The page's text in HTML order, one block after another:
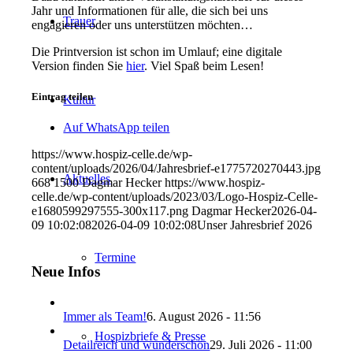
Trauer
Kultur
Aktuelles
Termine
Hospizbriefe & Presse
Jahr und Informationen für alle, die sich bei uns
engagieren oder uns unterstützen möchten…
Die Printversion ist schon im Umlauf; eine digitale
Version finden Siehier. Viel Spaß beim Lesen!
Eintrag teilen
Auf WhatsApp teilen
https://www.hospiz-celle.de/wp-
content/uploads/2026/04/Jahresbrief-e1775720270443.jpg
668 1500 Dagmar Hecker https://www.hospiz-
celle.de/wp-content/uploads/2023/03/Logo-Hospiz-Celle-
e1680599297555-300x117.png Dagmar Hecker2026-04-
09 10:02:082026-04-09 10:02:08Unser Jahresbrief 2026
Neue Infos
Immer als Team!6. August 2026 - 11:56
Detailreich und wunderschön29. Juli 2026 - 11:00